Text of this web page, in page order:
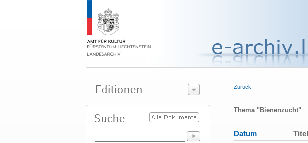
Zurück
Thema "Bienenzucht"
Datum Titel